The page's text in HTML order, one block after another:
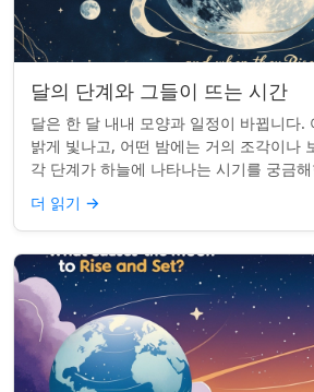
달의 단계와 그들이 뜨는 시간
달은 한 달 내내 모양과 일정이 바뀝니다.
밝게 빛나고, 어떤 밤에는 거의 조각이나
각 단계가 하늘에 나타나는 시기를 궁금
가 아닙니다. 사실 그 타...
더 읽기 →